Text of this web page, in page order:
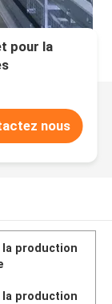
pour la
nous
la production
la production